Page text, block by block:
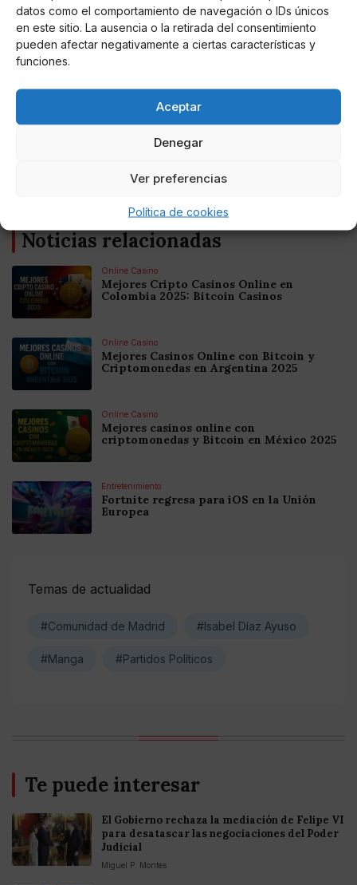
datos como el comportamiento de navegación o IDs únicos
en este sitio. La ausencia o la retirada del consentimiento
pueden afectar negativamente a ciertas características y
funciones.
Aceptar
Denegar
Ver preferencias
Política de cookies
estado siempre,sobre todo en los momentos más
duros, junto a los madrileños y junto al resto de los
españoles, junto a las empresas e instituciones, dentro
y fuera del país, con su habitual cercanía”.
Noticias relacionadas
Online Casino
Mejores Cripto Casinos Online en
Colombia 2025: Bitcoin Casinos
Online Casino
Mejores Casinos Online con Bitcoin y
Criptomonedas en Argentina 2025
Online Casino
Mejores casinos online con
criptomonedas y Bitcoin en México 2025
Entretenimiento
Fortnite regresa para iOS en la Unión
Europea
Temas de actualidad
#Comunidad de Madrid #Isabel Díaz Ayuso
#Manga #Partidos Políticos
Te puede interesar
El Gobierno rechaza la mediación de Felipe VI
para desatascar las negociaciones del Poder
Judicial
Miguel P. Montes